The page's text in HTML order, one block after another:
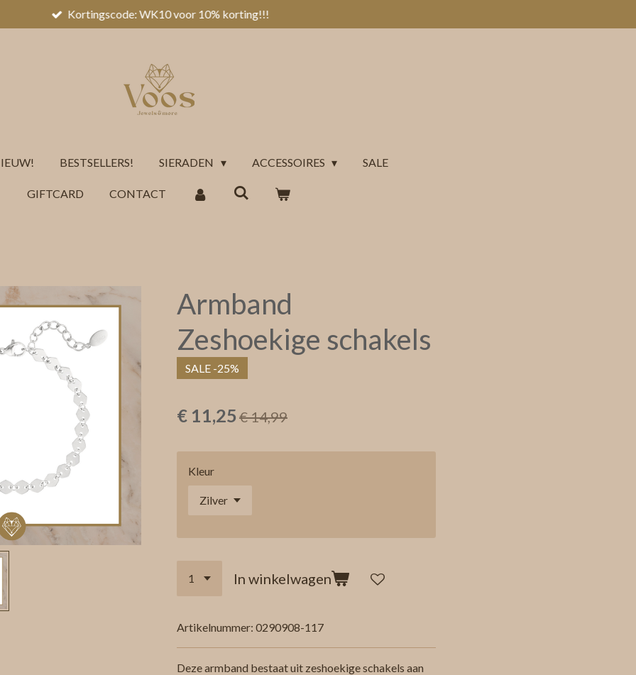
Kortingscode: WK10 voor 10% korting!!!
BESTSELLERS! SIERADEN ACCESSOIRES SALE
GIFTCARD CONTACT
Armband
Zeshoekige schakels
SALE -25%
€ 11,25€ 14,99
Kleur
In winkelwagen
Artikelnummer: 0290908-117
Deze armband bestaat uit zeshoekige schakels aan